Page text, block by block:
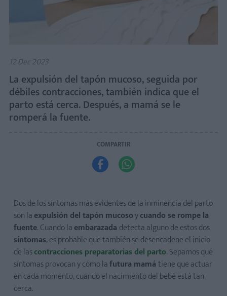
12 Dec 2023
La expulsión del tapón mucoso, seguida por
débiles contracciones, también indica que el
parto está cerca. Después, a mamá se le
romperá la fuente.
COMPARTIR
 
​Dos de los síntomas más evidentes de la inminencia del parto
son laexpulsión del tapón mucosoycuando se rompe la
fuente. Cuando laembarazada detecta alguno de estos dos
síntomas, es probable que también se desencadene el inicio
de lascontracciones preparatorias del parto. Sepamos qué
síntomas provocan y cómo lafutura mamátiene que actuar
en cada momento, cuando el nacimien​to del bebé está tan
cerca.